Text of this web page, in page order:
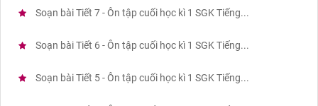
Soạn bài Tiết 7 - Ôn tập cuối học kì 1 SGK Tiếng...
Soạn bài Tiết 6 - Ôn tập cuối học kì 1 SGK Tiếng...
Soạn bài Tiết 5 - Ôn tập cuối học kì 1 SGK Tiếng...